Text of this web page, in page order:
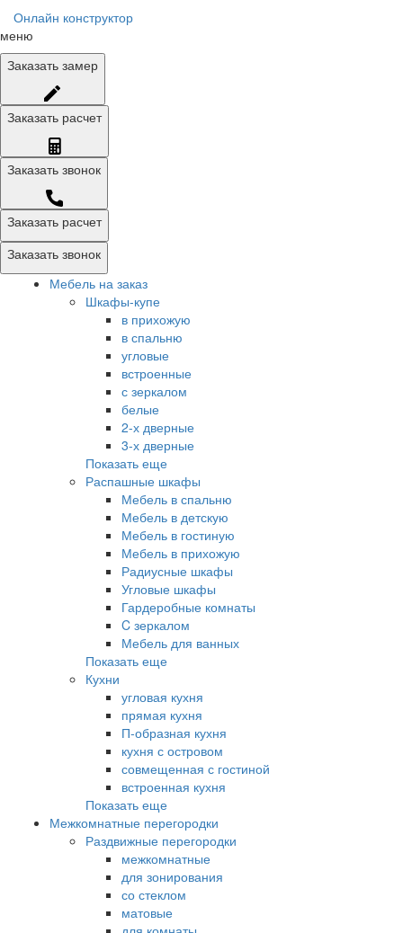
Онлайн конструктор
меню
Заказать замер
Заказать расчет
Заказать звонок
Заказать расчет
Заказать звонок
Мебель на заказ
Шкафы-купе
в прихожую
в спальню
угловые
встроенные
с зеркалом
белые
2-х дверные
3-х дверные
Показать еще
Распашные шкафы
Мебель в спальню
Мебель в детскую
Мебель в гостиную
Мебель в прихожую
Радиусные шкафы
Угловые шкафы
Гардеробные комнаты
C зеркалом
Мебель для ванных
Показать еще
Кухни
угловая кухня
прямая кухня
П-образная кухня
кухня с островом
совмещенная с гостиной
встроенная кухня
Показать еще
Межкомнатные перегородки
Раздвижные перегородки
межкомнатные
для зонирования
со стеклом
матовые